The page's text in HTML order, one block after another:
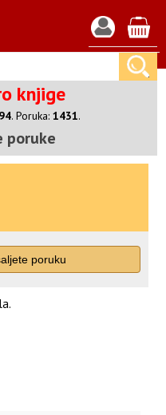
knjige
. Poruka: 1431.
poruke
poruku